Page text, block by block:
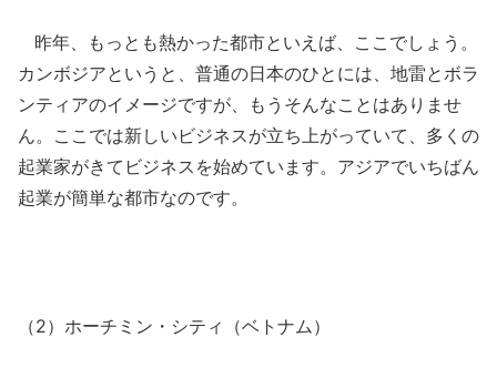
昨年、もっとも熱かった都市といえば、ここでしょう。
カンボジアというと、普通の日本のひとには、地雷とボラ
ンティアのイメージですが、もうそんなことはありませ
ん。ここでは新しいビジネスが立ち上がっていて、多くの
起業家がきてビジネスを始めています。アジアでいちばん
起業が簡単な都市なのです。
（2）ホーチミン・シティ（ベトナム）